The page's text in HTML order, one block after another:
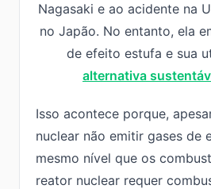
Nagasaki e ao acidente na
no Japão. No entanto, ela
de efeito estufa e sua
alternativa
Isso acontece porque,
nuclear não emitir gases de
mesmo nível que os
reator nuclear requer